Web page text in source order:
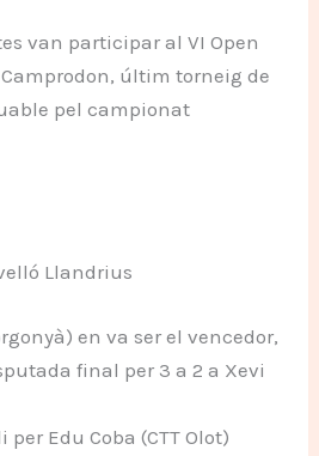
van participar al VI Open
últim torneig de
pel campionat
Llandrius
en va ser el vencedor,
final per 3 a 2 a Xevi
Edu Coba (CTT Olot)